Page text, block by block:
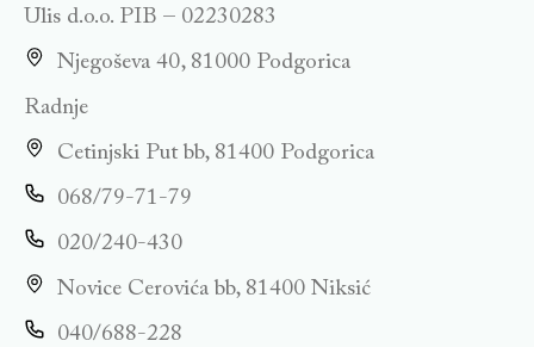
Ulis d.o.o. PIB – 02230283
Njegoševa 40, 81000 Podgorica
Radnje
Cetinjski Put bb, 81400 Podgorica
068/79-71-79
020/240-430
Novice Cerovića bb, 81400 Niksić
040/688-228